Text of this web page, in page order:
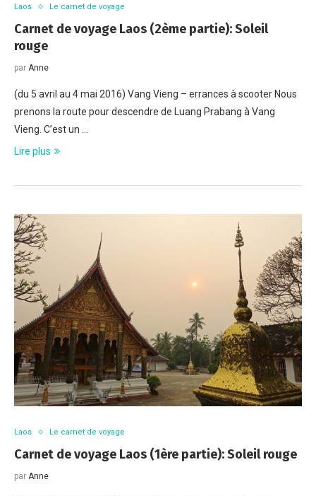
Laos Le carnet de voyage
Carnet de voyage Laos (2ème partie): Soleil
rouge
par Anne
(du 5 avril au 4 mai 2016) Vang Vieng – errances à scooter Nous
prenons la route pour descendre de Luang Prabang à Vang
Vieng. C’est un …
Lire plus
Laos Le carnet de voyage
Carnet de voyage Laos (1ère partie): Soleil rouge
par Anne